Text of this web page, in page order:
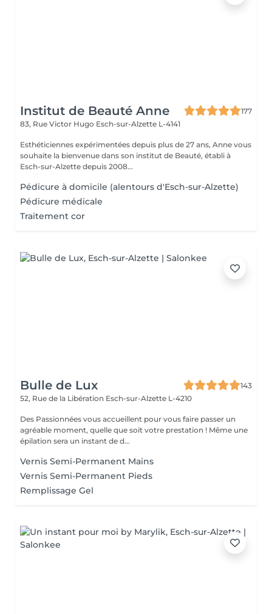
Institut de Beauté Anne
177
83, Rue Victor Hugo Esch-sur-Alzette L-4141
Esthéticiennes expérimentées depuis plus de 27 ans, Anne vous
souhaite la bienvenue dans son institut de Beauté, établi à
Esch-sur-Alzette depuis 2008...
Pédicure à domicile (alentours d'Esch-sur-Alzette)
Pédicure médicale
Traitement cor
Bulle de Lux
143
52, Rue de la Libération Esch-sur-Alzette L-4210
Des Passionnées vous accueillent pour vous faire passer un
agréable moment, quelle que soit votre prestation ! Même une
épilation sera un instant de d...
Vernis Semi-Permanent Mains
Vernis Semi-Permanent Pieds
Remplissage Gel